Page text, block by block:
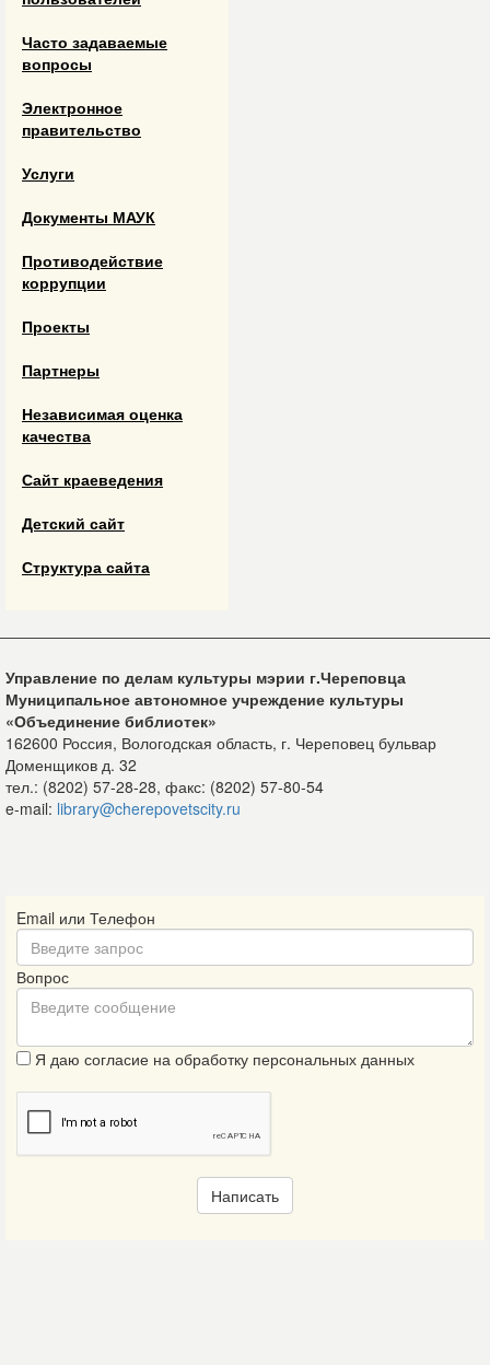
Часто задаваемые
вопросы
Электронное
правительство
Услуги
Документы МАУК
Противодействие
коррупции
Проекты
Партнеры
Независимая оценка
качества
Сайт краеведения
Детский сайт
Структура сайта
Управление по делам культуры мэрии г.Череповца
Муниципальное автономное учреждение культуры
«Объединение библиотек»
162600 Россия, Вологодская область, г. Череповец бульвар
Доменщиков д. 32
тел.: (8202) 57-28-28, факс: (8202) 57-80-54
e-mail: library@cherepovetscity.ru
Email или Телефон
Вопрос
Я даю согласие на обработку персональных данных
Написать